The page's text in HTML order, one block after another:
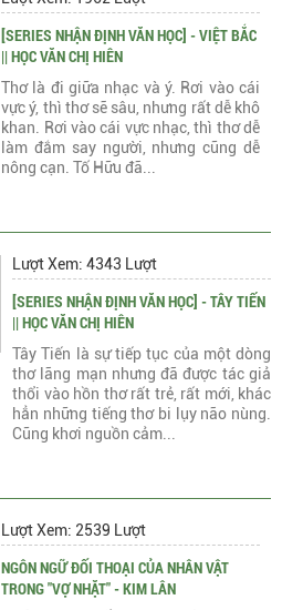
[SERIES NHẬN ĐỊNH VĂN HỌC] - VIỆT BẮC
|| HỌC VĂN CHỊ HIÊN
Thơ là đi giữa nhạc và ý. Rơi vào cái
vực ý, thì thơ sẽ sâu, nhưng rất dễ khô
khan. Rơi vào cái vực nhạc, thì thơ dễ
làm đắm say người, nhưng cũng dễ
nông cạn. Tố Hữu đã...
Lượt Xem: 4343 Lượt
[SERIES NHẬN ĐỊNH VĂN HỌC] - TÂY TIẾN
|| HỌC VĂN CHỊ HIÊN
Tây Tiến là sự tiếp tục của một dòng
thơ lãng mạn nhưng đã được tác giả
thổi vào hồn thơ rất trẻ, rất mới, khác
hẳn những tiếng thơ bi lụy não nùng.
Cũng khơi nguồn cảm...
Lượt Xem: 2539 Lượt
NGÔN NGỮ ĐỐI THOẠI CỦA NHÂN VẬT
TRONG "VỢ NHẶT" - KIM LÂN